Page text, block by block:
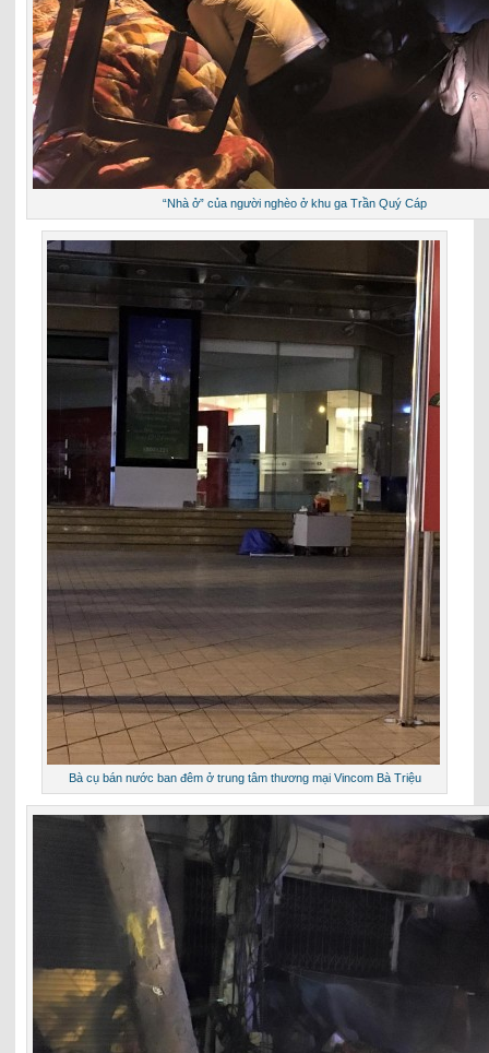
“Nhà ở” của người nghèo ở khu ga Trần Quý Cáp
Bà cụ bán nước ban đêm ở trung tâm thương mại Vincom Bà Triệu